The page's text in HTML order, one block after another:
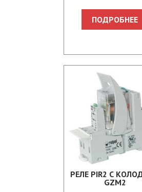
ПОДРОБНЕЕ
PЕЛЕ PIR2 С
GZM2